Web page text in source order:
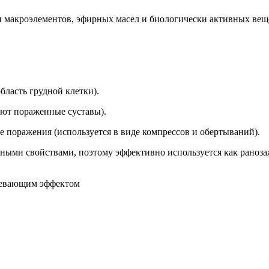
эфирных масел и биологически активных
грудной клетки).
пораженные суставы).
(используется в виде компрессов и обертываний).
поэтому эффективно используется как
эффектом